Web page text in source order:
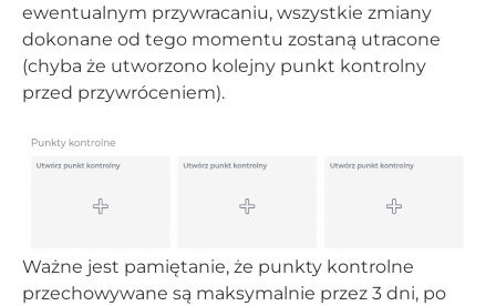
ewentualnym przywracaniu, wszystkie zmiany
dokonane od tego momentu zostaną utracone
(chyba że utworzono kolejny punkt kontrolny
przed przywróceniem).
Ważne jest pamiętanie, że punkty kontrolne
przechowywane są maksymalnie przez 3 dni, po